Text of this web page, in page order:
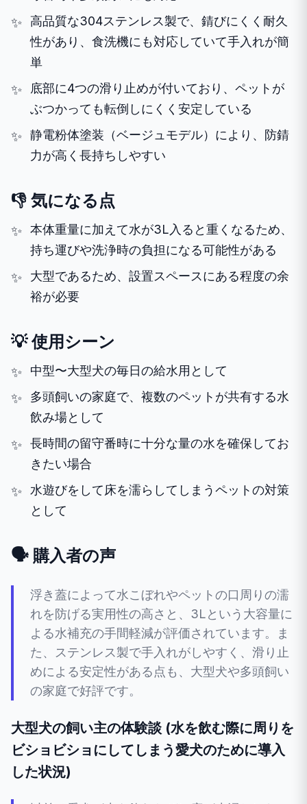
高品質な304ステンレス製で、錆びにくく耐久
性があり、食洗機にも対応していて手入れが簡
単
底部に4つの滑り止めが付いており、ペットが
ぶつかっても転倒しにくく安定している
静電粉体塗装（ベージュモデル）により、防錆
力が高く長持ちしやすい
👎 気になる点
本体重量に加えて水が3L入ると重くなるため、
持ち運びや洗浄時の負担になる可能性がある
大型であるため、設置スペースにある程度の余
裕が必要
💡 使用シーン
中型〜大型犬の毎日の給水用として
多頭飼いの家庭で、複数のペットが共有する水
飲み場として
長時間の留守番時に十分な量の水を確保してお
きたい場合
水遊びをして床を濡らしてしまうペットの対策
として
🗣️ 購入者の声
浮き蓋によって水こぼれやペットの口周りの濡
れを防げる実用性の高さと、3Lという大容量に
よる水補充の手間軽減が評価されています。ま
た、ステンレス製で手入れがしやすく、滑り止
めによる安定性がある点も、大型犬や多頭飼い
の家庭で好評です。
大型犬の飼い主の体験談 (水を飲む際に周りを
ビショビショにしてしまう愛犬のために導入
した状況)